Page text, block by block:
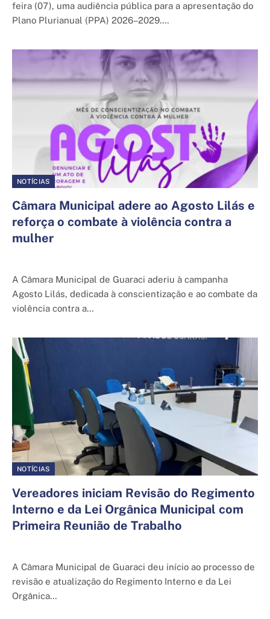
feira (07), uma audiência pública para a apresentação do
Plano Plurianual (PPA) 2026–2029.…
NOTÍCIAS
Câmara Municipal adere ao Agosto Lilás e
reforça o combate à violência contra a
mulher
A Câmara Municipal de Guaraci aderiu à campanha
Agosto Lilás, dedicada à conscientização e ao combate da
violência contra a…
NOTÍCIAS
Vereadores iniciam Revisão do Regimento
Interno e da Lei Orgânica Municipal com
Primeira Reunião de Trabalho
A Câmara Municipal de Guaraci deu início ao processo de
revisão e atualização do Regimento Interno e da Lei
Orgânica…